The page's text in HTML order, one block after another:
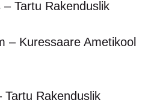
Tartu Rakenduslik
– Kuressaare Ametikool
Rakenduslik